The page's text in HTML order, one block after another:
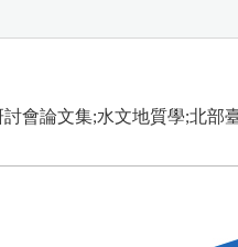
會論文集;水文地質學;北部